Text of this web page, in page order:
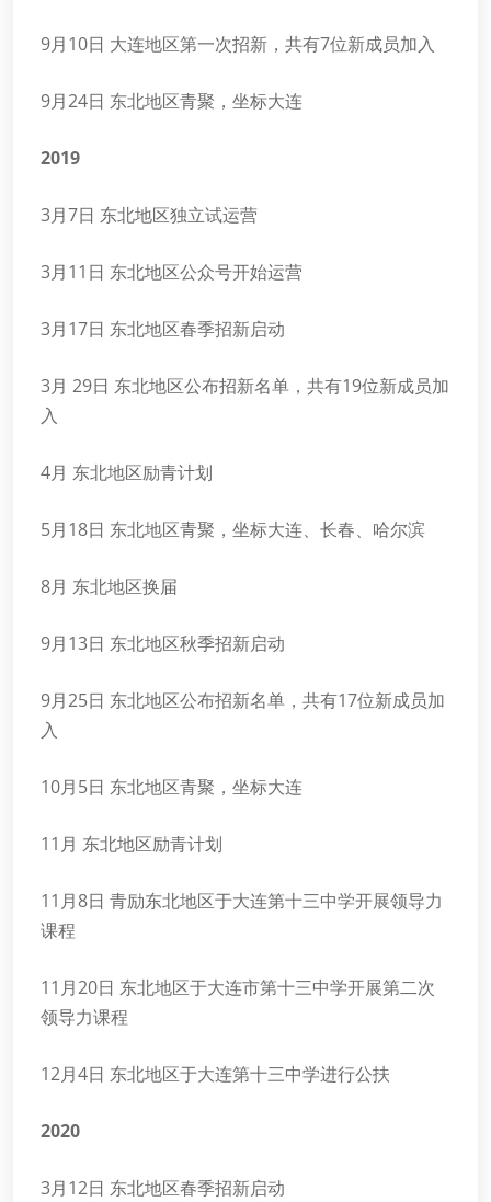
9月10日 大连地区第一次招新，共有7位新成员加入
9月24日 东北地区青聚，坐标大连
2019
3月7日 东北地区独立试运营
3月11日 东北地区公众号开始运营
3月17日 东北地区春季招新启动
3月 29日 东北地区公布招新名单，共有19位新成员加
入
4月 东北地区励青计划
5月18日 东北地区青聚，坐标大连、长春、哈尔滨
8月 东北地区换届
9月13日 东北地区秋季招新启动
9月25日 东北地区公布招新名单，共有17位新成员加
入
10月5日 东北地区青聚，坐标大连
11月 东北地区励青计划
11月8日 青励东北地区于大连第十三中学开展领导力
课程
11月20日 东北地区于大连市第十三中学开展第二次
领导力课程
12月4日 东北地区于大连第十三中学进行公扶
2020
3月12日 东北地区春季招新启动